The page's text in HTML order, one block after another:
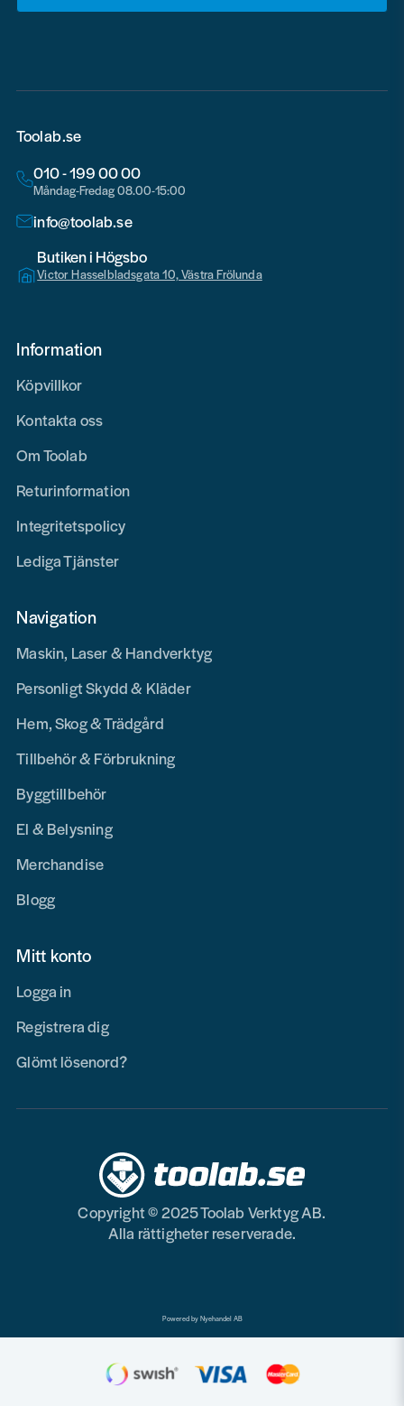
Toolab.se
010 - 199 00 00
Måndag-Fredag 08.00-15:00
info@toolab.se
Butiken i Högsbo
Victor Hasselbladsgata 10, Västra Frölunda
Information
Köpvillkor
Kontakta oss
Om Toolab
Returinformation
Integritetspolicy
Lediga Tjänster
Navigation
Maskin, Laser & Handverktyg
Personligt Skydd & Kläder
Hem, Skog & Trädgård
Tillbehör & Förbrukning
Byggtillbehör
El & Belysning
Merchandise
Blogg
Mitt konto
Logga in
Registrera dig
Glömt lösenord?
Copyright © 2025 Toolab Verktyg AB.
Alla rättigheter reserverade.
Powered by Nyehandel AB